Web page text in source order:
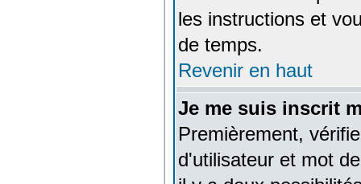
les instructions et
de temps.
Revenir en haut
Je me suis inscrit
Premièrement,
d'utilisateur et mot